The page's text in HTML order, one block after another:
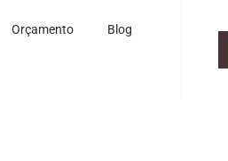
Orçamento Blog